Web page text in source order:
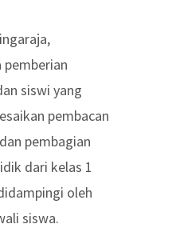
siswi yang
pembacan
pembagian
dari kelas 1
oleh
siswa.